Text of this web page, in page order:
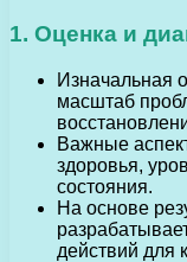
1. Оценка и
Изначальная
масштаб
Важные
здоровья,
состояния.
На основе
действий для